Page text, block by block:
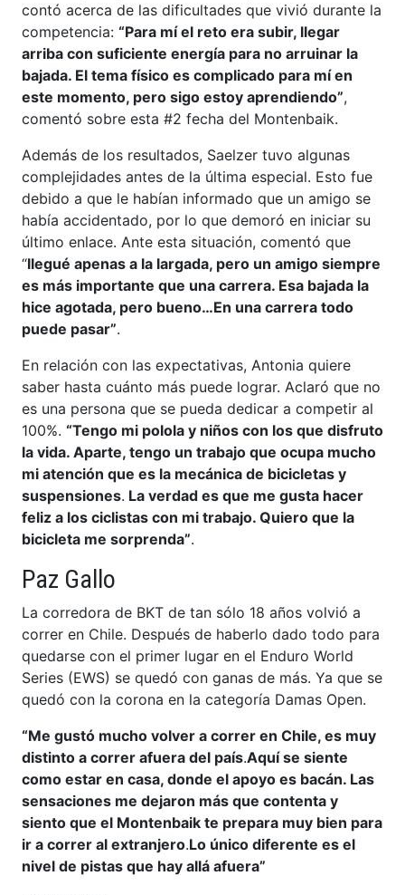
contó acerca de las dificultades que vivió durante la
competencia: “Para mí el reto era subir, llegar
arriba con suficiente energía para no arruinar la
bajada. El tema físico es complicado para mí en
este momento, pero sigo estoy aprendiendo”,
comentó sobre esta #2 fecha del Montenbaik.
Además de los resultados, Saelzer tuvo algunas
complejidades antes de la última especial. Esto fue
debido a que le habían informado que un amigo se
había accidentado, por lo que demoró en iniciar su
último enlace. Ante esta situación, comentó que
“llegué apenas a la largada, pero un amigo siempre
es más importante que una carrera. Esa bajada la
hice agotada, pero bueno…En una carrera todo
puede pasar”.
En relación con las expectativas, Antonia quiere
saber hasta cuánto más puede lograr. Aclaró que no
es una persona que se pueda dedicar a competir al
100%. “Tengo mi polola y niños con los que disfruto
la vida. Aparte, tengo un trabajo que ocupa mucho
mi atención que es la mecánica de bicicletas y
suspensiones. La verdad es que me gusta hacer
feliz a los ciclistas con mi trabajo. Quiero que la
bicicleta me sorprenda”.
Paz Gallo
La corredora de BKT de tan sólo 18 años volvió a
correr en Chile. Después de haberlo dado todo para
quedarse con el primer lugar en el Enduro World
Series (EWS) se quedó con ganas de más. Ya que se
quedó con la corona en la categoría Damas Open.
“Me gustó mucho volver a correr en Chile, es muy
distinto a correr afuera del país.Aquí se siente
como estar en casa, donde el apoyo es bacán. Las
sensaciones me dejaron más que contenta y
siento que el Montenbaik te prepara muy bien para
ir a correr al extranjero.Lo único diferente es el
nivel de pistas que hay allá afuera”